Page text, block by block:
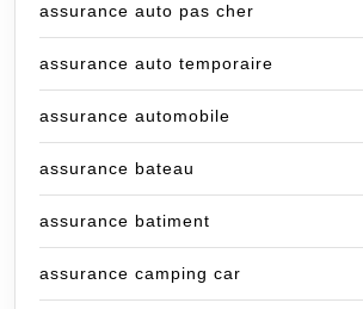
assurance auto pas cher
assurance auto temporaire
assurance automobile
assurance bateau
assurance batiment
assurance camping car